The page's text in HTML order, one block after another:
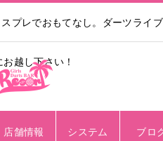
レでおもてなし。ダーツライ
お越し下さい！
店舗情報 システム ブロ